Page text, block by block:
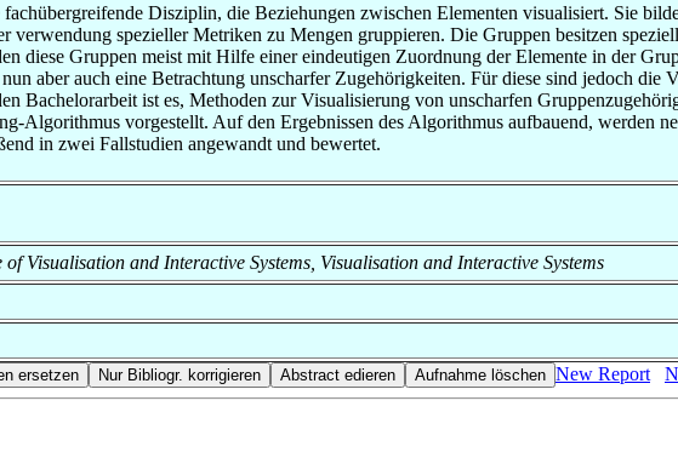
Disziplin, die Beziehungen zwischen Elementen visualisiert. Sie
verwendung spezieller Metriken zu Mengen gruppieren. Die Gruppen besitzen
diese Gruppen meist mit Hilfe einer eindeutigen Zuordnung der Elemente in der
aber auch eine Betrachtung unscharfer Zugehörigkeiten. Für diese sind jedoch die
Bachelorarbeit ist es, Methoden zur Visualisierung von unscharfen
Algorithmus vorgestellt. Auf den Ergebnissen des Algorithmus aufbauend, werden
in zwei Fallstudien angewandt und bewertet.
Visualisation and Interactive Systems, Visualisation and Interactive Systems
New Report